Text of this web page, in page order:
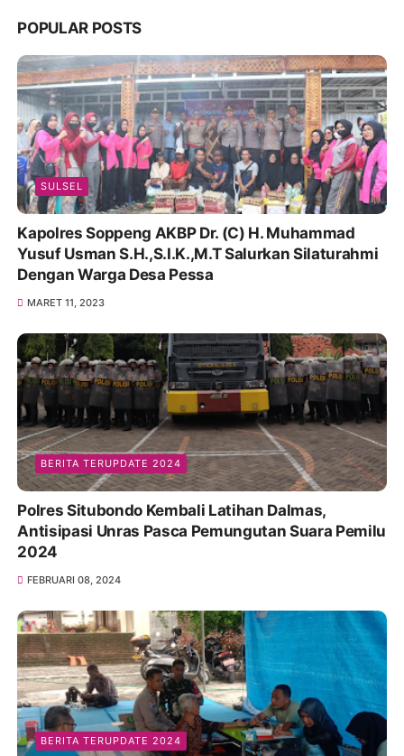
POPULAR POSTS
SULSEL
Kapolres Soppeng AKBP Dr. (C) H. Muhammad
Yusuf Usman S.H.,S.I.K.,M.T Salurkan Silaturahmi
Dengan Warga Desa Pessa
MARET 11, 2023
BERITA TERUPDATE 2024
Polres Situbondo Kembali Latihan Dalmas,
Antisipasi Unras Pasca Pemungutan Suara Pemilu
2024
FEBRUARI 08, 2024
BERITA TERUPDATE 2024